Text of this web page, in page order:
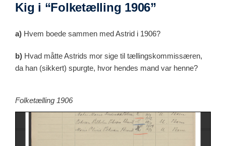
Kig i “Folketælling 1906”
a) Hvem boede sammen med Astrid i 1906?
b) Hvad måtte Astrids mor sige til tællingskommissæren,
da han (sikkert) spurgte, hvor hendes mand var henne?
Folketælling 1906